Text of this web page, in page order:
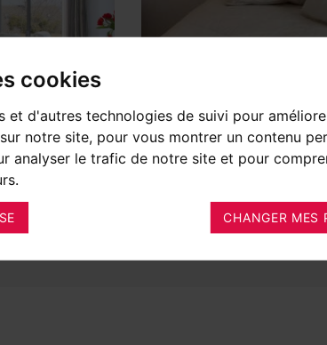
cookies
et d'autres technologies de suivi pour
notre site, pour vous montrer un contenu
analyser le trafic de notre site et pour
CHANGER MES